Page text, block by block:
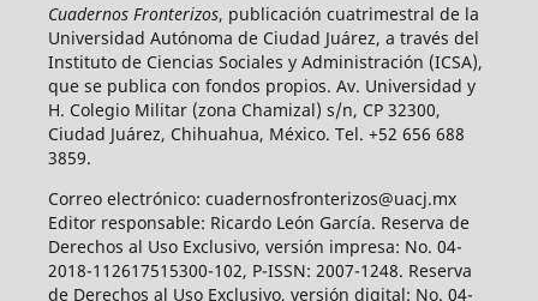
Cuadernos Fronterizos, publicación cuatrimestral de la
Universidad Autónoma de Ciudad Juárez, a través del
Instituto de Ciencias Sociales y Administración (ICSA),
que se publica con fondos propios. Av. Universidad y
H. Colegio Militar (zona Chamizal) s/n, CP 32300,
Ciudad Juárez, Chihuahua, México. Tel. +52 656 688
3859.
Correo electrónico: cuadernosfronterizos@uacj.mx
Editor responsable: Ricardo León García. Reserva de
Derechos al Uso Exclusivo, versión impresa: No. 04-
2018-112617515300-102, P-ISSN: 2007-1248. Reserva
de Derechos al Uso Exclusivo, versión digital: No. 04-